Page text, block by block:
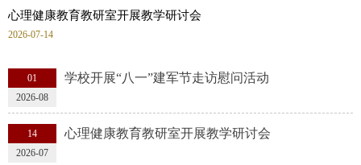
心理健康教育教研室开展教学研讨会
2026-07-14
01
2026-08
学校开展“八一”建军节走访慰问活动
14
2026-07
心理健康教育教研室开展教学研讨会